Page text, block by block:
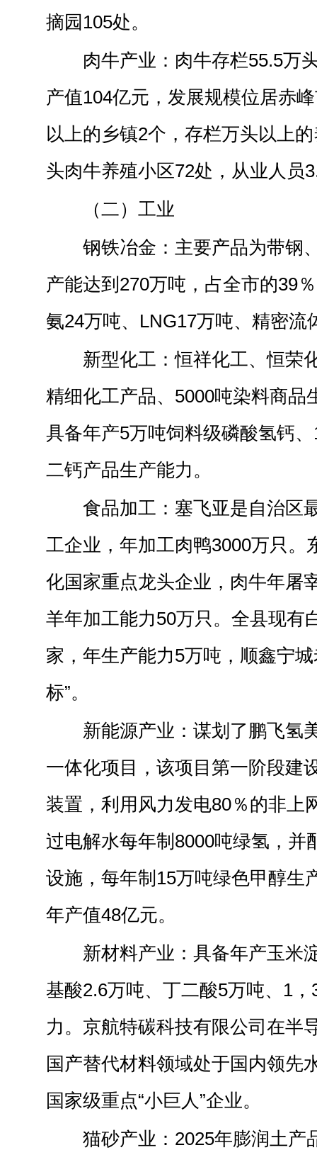
摘园105处。
肉牛产业：肉牛存栏55.5万
产值104亿元，发展规模位居赤
以上的乡镇2个，存栏万头以上
头肉牛养殖小区72处，从业人员
（二）工业
钢铁冶金：主要产品为带钢
产能达到270万吨，占全市的39
氨24万吨、LNG17万吨、精密流
新型化工：恒祥化工、恒荣
精细化工产品、5000吨染料商品
具备年产5万吨饲料级磷酸氢钙
二钙产品生产能力。
食品加工：塞飞亚是自治区
工企业，年加工肉鸭3000万只。
化国家重点龙头企业，肉牛年屠
羊年加工能力50万只。全县现有
家，年生产能力5万吨，顺鑫宁
标”。
新能源产业：谋划了鹏飞氢
一体化项目，该项目第一阶段建
装置，利用风力发电80％的非上
过电解水每年制8000吨绿氢，并
设施，每年制15万吨绿色甲醇生
年产值48亿元。
新材料产业：具备年产玉米
基酸2.6万吨、丁二酸5万吨、1
力。京航特碳科技有限公司在半
国产替代材料领域处于国内领先
国家级重点“小巨人”企业。
猫砂产业：2025年膨润土产